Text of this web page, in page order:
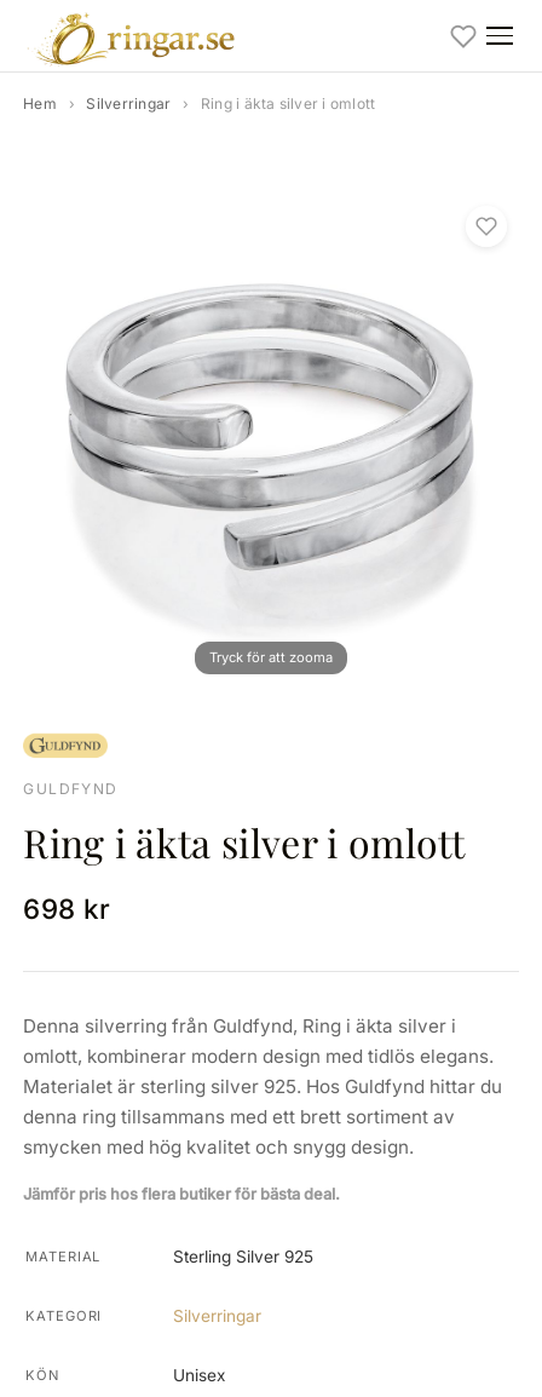
Hem › Silverringar › Ring i äkta silver i omlott
GULDFYND
Ring i äkta silver i omlott
698 kr
Denna silverring från Guldfynd, Ring i äkta silver i
omlott, kombinerar modern design med tidlös elegans.
Materialet är sterling silver 925. Hos Guldfynd hittar du
denna ring tillsammans med ett brett sortiment av
smycken med hög kvalitet och snygg design.
Jämför pris hos flera butiker för bästa deal.
MATERIAL Sterling Silver 925
KATEGORI Silverringar
KÖN Unisex